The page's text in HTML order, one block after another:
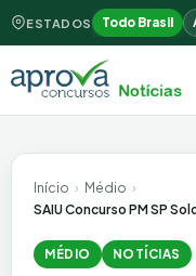
ESTADOS Todo Brasil
Início › Médio ›
SAIU Concurso PM SP
MÉDIO NOTÍCIAS